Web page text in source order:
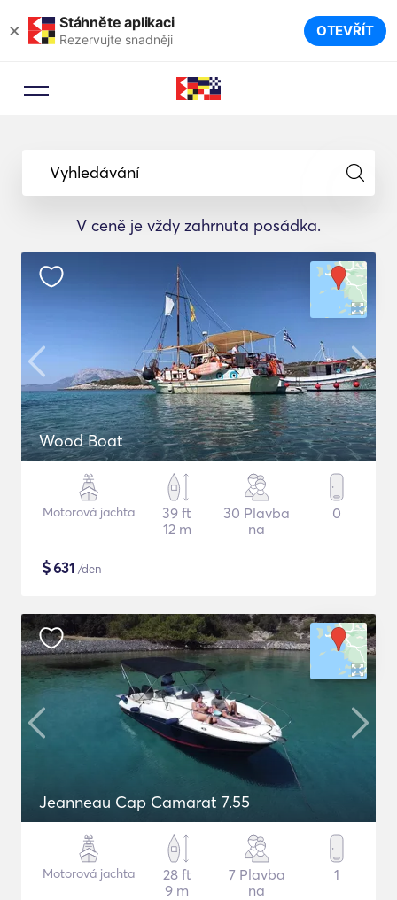
× Stáhněte aplikaci
Rezervujte snadněji OTEVŘÍT
Vyhledávání
V ceně je vždy zahrnuta posádka.
Wood Boat
Motorová jachta
39 ft
12 m
30 Plavba
na
0
$631 /den
Jeanneau Cap Camarat 7.55
Motorová jachta
28 ft
9 m
7 Plavba
na
1